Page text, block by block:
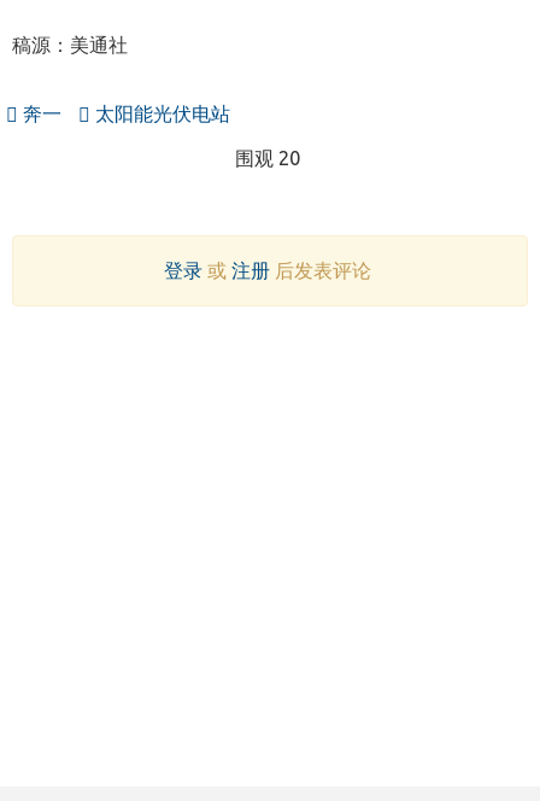
稿源：美通社
奔一 太阳能光伏电站
围观 20
登录或 注册后发表评论